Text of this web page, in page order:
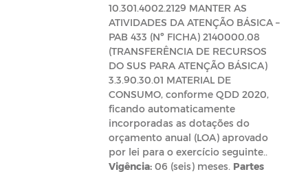
10.301.4002.2129 MANTER AS
ATIVIDADES DA ATENÇÃO BÁSICA –
PAB 433 (Nº FICHA) 2140000.08
(TRANSFERÊNCIA DE RECURSOS
DO SUS PARA ATENÇÃO BÁSICA)
3.3.90.30.01 MATERIAL DE
CONSUMO, conforme QDD 2020,
ficando automaticamente
incorporadas as dotações do
orçamento anual (LOA) aprovado
por lei para o exercício seguinte..
Vigência:06 (seis) meses. Partes